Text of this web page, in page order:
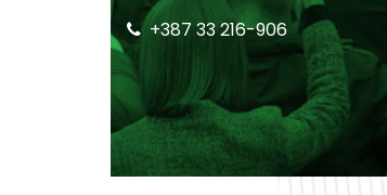
+387 33 216-906